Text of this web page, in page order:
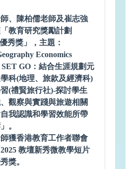
、陳柏儒老師及崔志強
教育研究獎勵計劃
秀獎」，主題：
Economics
GO：結合生涯規劃元
科(地理、旅款及經濟科)
(禮賢旅行社)-探討學生
觀察與實踐與旅遊相關
我認識和學習效能所帶
。
獲香港教育工作者聯會
教壇新秀微教學短片
獎。